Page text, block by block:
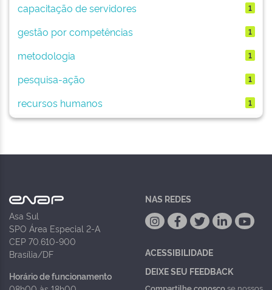
capacitação de servidores
1
gestão por competências 1
metodologia 1
pesquisa-ação 1
recursos humanos 1
Asa Sul
SPO Área Especial 2-A
CEP 70.610-900
Brasília/DF
Horário de funcionamento
NAS REDES
ACESSIBILIDADE
DEIXE SEU FEEDBACK
Compartilhe conosco se nossos